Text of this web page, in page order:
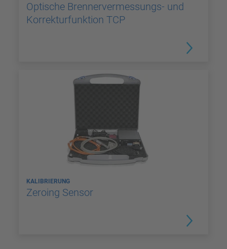
Optische Brennervermessungs- und
Korrekturfunktion TCP
KALIBRIERUNG
Zeroing Sensor